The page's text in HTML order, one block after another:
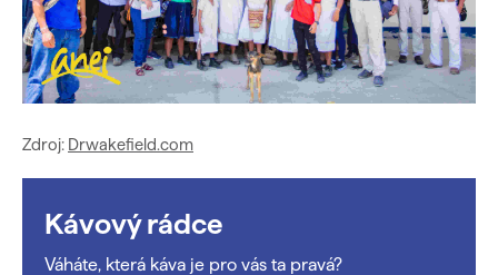
Zdroj: Drwakefield.com
Kávový rádce
Váháte, která káva je pro vás ta pravá?